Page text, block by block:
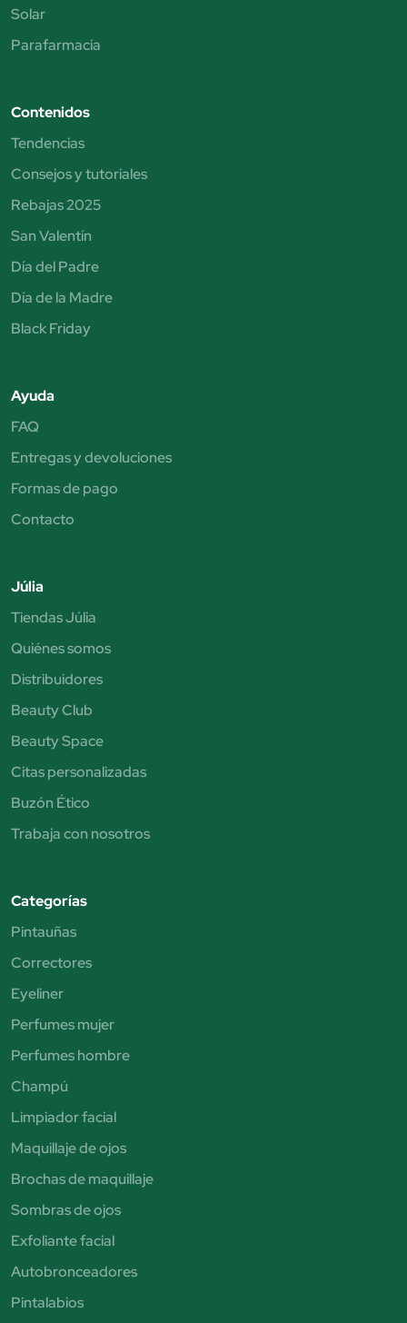
Solar
Parafarmacia
Contenidos
Tendencias
Consejos y tutoriales
Rebajas 2025
San Valentín
Día del Padre
Día de la Madre
Black Friday
Ayuda
FAQ
Entregas y devoluciones
Formas de pago
Contacto
Júlia
Tiendas Júlia
Quiénes somos
Distribuidores
Beauty Club
Beauty Space
Citas personalizadas
Buzón Ético
Trabaja con nosotros
Categorías
Pintauñas
Correctores
Eyeliner
Perfumes mujer
Perfumes hombre
Champú
Limpiador facial
Maquillaje de ojos
Brochas de maquillaje
Sombras de ojos
Exfoliante facial
Autobronceadores
Pintalabios